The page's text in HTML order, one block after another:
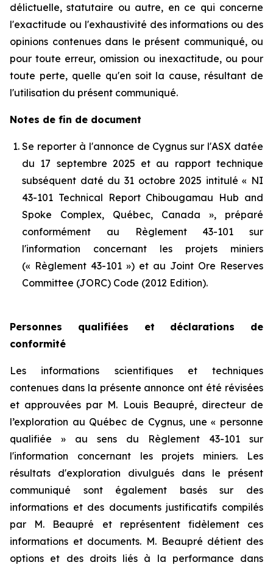
délictuelle, statutaire ou autre, en ce qui concerne
l'exactitude ou l'exhaustivité des informations ou des
opinions contenues dans le présent communiqué, ou
pour toute erreur, omission ou inexactitude, ou pour
toute perte, quelle qu'en soit la cause, résultant de
l'utilisation du présent communiqué.
Notes de fin de document
Se reporter à l'annonce de Cygnus sur l'ASX datée
du 17 septembre 2025 et au rapport technique
subséquent daté du 31 octobre 2025 intitulé « NI
43-101 Technical Report Chibougamau Hub and
Spoke Complex, Québec, Canada », préparé
conformément au Règlement 43-101 sur
l'information concernant les projets miniers
(« Règlement 43-101 ») et au Joint Ore Reserves
Committee (JORC) Code (2012 Edition).
Personnes qualifiées et déclarations de
conformité
Les informations scientifiques et techniques
contenues dans la présente annonce ont été révisées
et approuvées par M. Louis Beaupré, directeur de
l’exploration au Québec de Cygnus, une « personne
qualifiée » au sens du Règlement 43-101 sur
l'information concernant les projets miniers. Les
résultats d'exploration divulgués dans le présent
communiqué sont également basés sur des
informations et des documents justificatifs compilés
par M. Beaupré et représentent fidèlement ces
informations et documents. M. Beaupré détient des
options et des droits liés à la performance dans